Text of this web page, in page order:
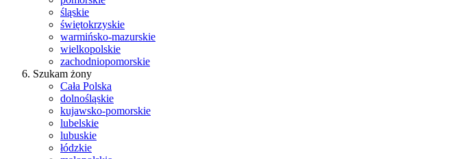
śląskie
świętokrzyskie
warmińsko-mazurskie
wielkopolskie
zachodniopomorskie
Szukam żony
Cała Polska
dolnośląskie
kujawsko-pomorskie
lubelskie
lubuskie
łódzkie